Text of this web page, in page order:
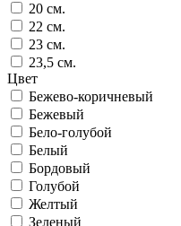
20 см.
22 см.
23 см.
23,5 см.
Цвет
Бежево-коричневый
Бежевый
Бело-голубой
Белый
Бордовый
Голубой
Желтый
Зеленый